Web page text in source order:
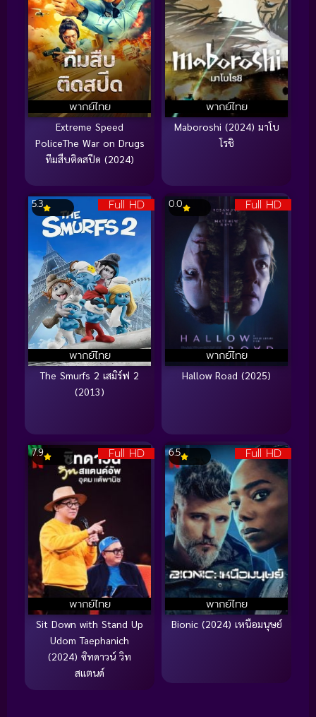
พากย์ไทย
Extreme Speed
PoliceThe War on Drugs
ทีมสืบติดสปีด (2024)
พากย์ไทย
Maboroshi (2024) มาโบ
โรชิ
Full HD
พากย์ไทย
5.3
The Smurfs 2 เสมิร์ฟ 2
(2013)
Full HD
พากย์ไทย
0.0
Hallow Road (2025)
Full HD
พากย์ไทย
7.9
Sit Down with Stand Up
Udom Taephanich
(2024) ซิทดาวน์ วิท
สแตนด์
Full HD
พากย์ไทย
6.5
Bionic (2024) เหนือมนุษย์